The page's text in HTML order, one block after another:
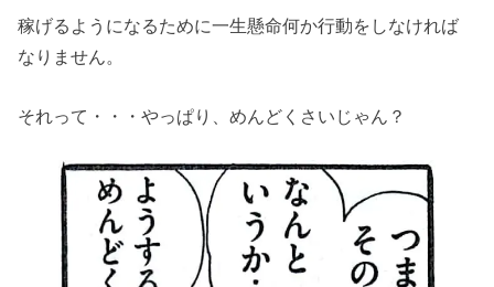
稼げるようになるために一生懸命何か行動をしなければ
なりません。
それって・・・やっぱり、めんどくさいじゃん？